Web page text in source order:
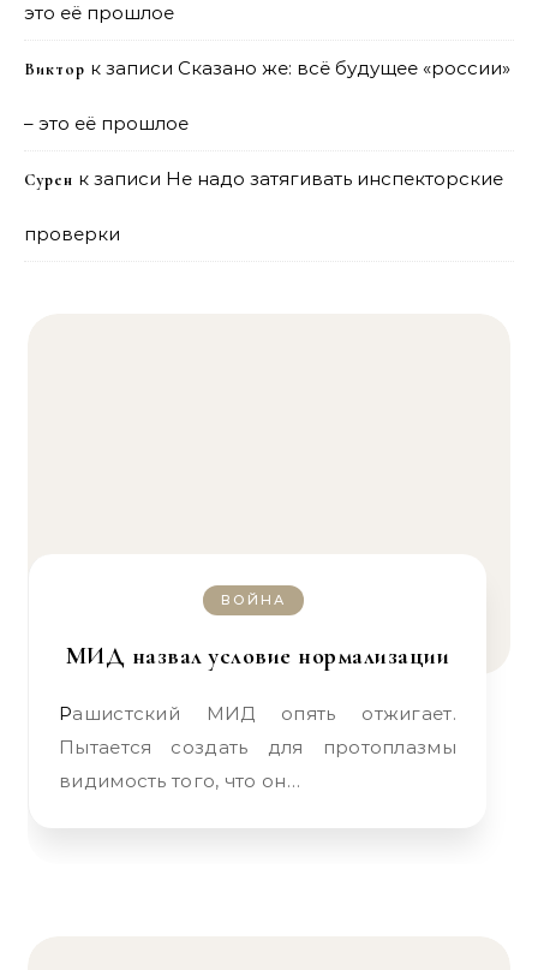
это её прошлое
Виктор к записи Сказано же: всё будущее «россии»
– это её прошлое
Сурен к записи Не надо затягивать инспекторские
проверки
ВОЙНА
МИД назвал условие нормализации
Рашистский МИД опять отжигает.
Пытается создать для протоплазмы
видимость того, что он…